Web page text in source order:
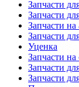
Запчасти
Запчасти
Запчасти
Запчасти
Уценка
Запчасти
Запчасти
Запчасти